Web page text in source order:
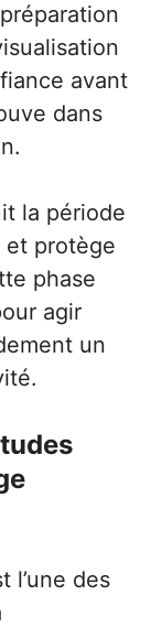
avant
dans
.
la période
et protège
phase
agir
un
l’une des